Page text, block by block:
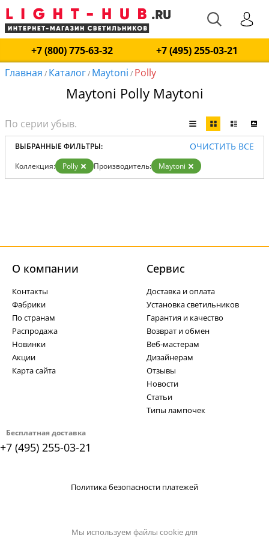
+7 (800) 775-63-32
+7 (495) 255-03-21
Главная / Каталог/ Maytoni / Polly
Maytoni Polly Maytoni
ВЫБРАННЫЕ ФИЛЬТРЫ: ОЧИСТИТЬ ВСЕ
Коллекция: Polly Производитель: Maytoni
Бесплатная доставка
+7 (495) 255-03-21
О компании
Контакты
Фабрики
По странам
Распродажа
Новинки
Акции
Карта сайта
Cервис
Доставка и оплата
Установка светильников
Гарантия и качество
Возврат и обмен
Веб-мастерам
Дизайнерам
Отзывы
Новости
Статьи
Типы лампочек
Политика безопасности платежей
Мы используем файлы cookie для